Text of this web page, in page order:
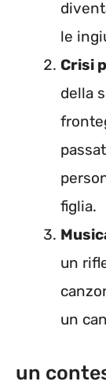
le
Crisi
della
figlia.
un
un
un